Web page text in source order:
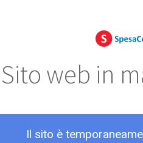
Sito web in
Il sito è